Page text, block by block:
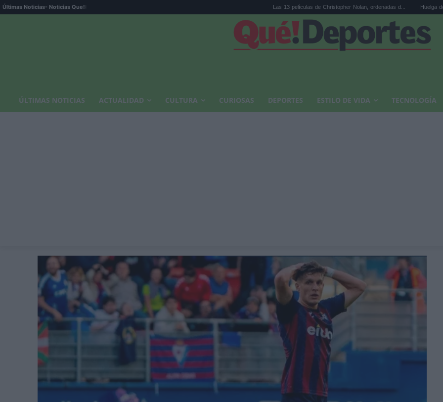
Últimas Noticias- Noticias Que!: Las 13 películas de Christopher Nolan, ordenadas d... Huelga de médicos: los
ÚLTIMAS NOTICIAS ACTUALIDAD CULTURA CURIOSAS DEPORTES ESTILO DE VIDA TECNOLOGÍA